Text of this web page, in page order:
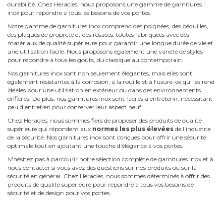
durabilité. Chez Heracles, nous proposons une gamme de garnitures
inox pour répondre à tous les besoins de vos portes.
Notre gamme de garnitures inox comprend des poignées, des béquilles,
des plaques de propreté et des rosaces, toutes fabriquées avec des
matériaux de qualité supérieure pour garantir une longue durée de vie et
une utilisation facile. Nous proposons également une variété de styles
pour répondre à tous les goûts, du classique au contemporain.
Nos garnitures inox sont non seulement élégantes, mais elles sont
également résistantes à la corrosion, à la rouille et à l'usure, ce qui les rend
idéales pour une utilisation en extérieur ou dans des environnements
difficiles. De plus, nos garnitures inox sont faciles à entretenir, nécessitant
peu d'entretien pour conserver leur aspect neuf.
Chez Heracles, nous sommes fiers de proposer des produits de qualité
supérieure qui répondent aux normes les plus élevées de l'industrie
de la sécurité. Nos garnitures inox sont conçues pour offrir une sécurité
optimale tout en ajoutant une touche d'élégance à vos portes.
N'hésitez pas à parcourir notre sélection complète de garnitures inox et à
nous contacter si vous avez des questions sur nos produits ou sur la
sécurité en général. Chez Heracles, nous sommes déterminés à offrir des
produits de qualité supérieure pour répondre à tous vos besoins de
sécurité et de design pour vos portes.